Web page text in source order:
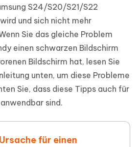
S24/S20/S21/S22
und sich nicht mehr
Sie das gleiche Problem
einen schwarzen Bildschirm
Bildschirm hat, lesen Sie
unten, um diese Probleme
Sie, dass diese Tipps auch für
sind.
für einen